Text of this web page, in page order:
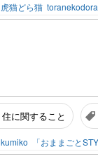
虎猫どら猫
住に関すること
kumiko 「おままごと